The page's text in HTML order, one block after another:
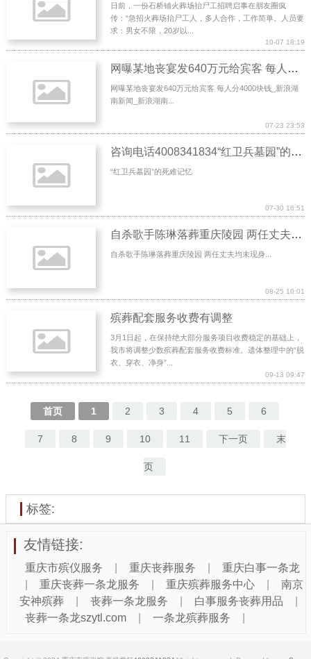
日前，一份石桥铺火葬场抬尸工招聘启事在朋友圈疯
传：“急招火葬场抬尸工人，多人合作，工作简单。人员要
求：男女不限，20岁以...
10-07 18:19
网曝某地丧宴发640万元给宾客 每人分4000块钱
网曝某地丧宴发640万元给宾客 每人分4000块钱_新浪湖
南新闻_新浪湖南...
07-23 23:53
咨询电话4008341834“红卫兵墓园”的死难记忆
“红卫兵墓园”的死难记忆
07-30 16:51
自杀歌手陈琳落葬重庆陵园 两任丈夫均未现身
自杀歌手陈琳落葬重庆陵园 两任丈夫均未现身...
08-25 10:01
殡葬配套服务收费有调整
3月1日起，在保持绝大部分服务项目收费稳定的基础上，
我市将调整少数殡葬配套服务收费标准。遗体整理中的“脱
衣、穿衣、净身”...
09-13 09:47
首页 1 2 3 4 5 6
7 8 9 10 11 下一页 末
页
标签:
友情链接:
重庆市殡仪服务 重庆丧葬服务
重庆白事一条龙
重庆丧葬一条龙服务 重庆殡葬服务中心
南京
安神殡葬
丧葬一条龙服务 白事服务丧葬用品
丧葬一条龙szytl.com
一条龙殡葬服务